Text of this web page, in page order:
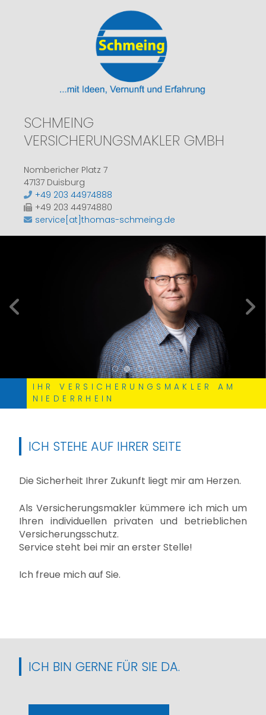
SCHMEING
VERSICHERUNGSMAKLER GMBH
Nombericher Platz 7
47137 Duisburg
+49 203 44974888
+49 203 44974880
service[at]thomas-schmeing.de
IHR VERSICHERUNGSMAKLER AM
NIEDERRHEIN
ICH STEHE AUF IHRER SEITE
Die Sicherheit Ihrer Zukunft liegt mir am Herzen.
Als Versicherungsmakler kümmere ich mich um
Ihren individuellen privaten und betrieblichen
Versicherungsschutz.
Service steht bei mir an erster Stelle!
Ich freue mich auf Sie.
ICH BIN GERNE FÜR SIE DA.